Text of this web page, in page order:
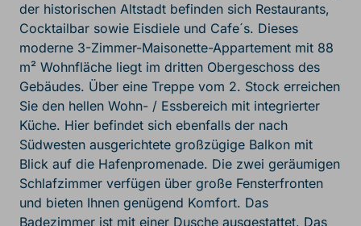
der historischen Altstadt befinden sich Restaurants,
Cocktailbar sowie Eisdiele und Cafe´s. Dieses
moderne 3-Zimmer-Maisonette-Appartement mit 88
m² Wohnfläche liegt im dritten Obergeschoss des
Gebäudes. Über eine Treppe vom 2. Stock erreichen
Sie den hellen Wohn- / Essbereich mit integrierter
Küche. Hier befindet sich ebenfalls der nach
Südwesten ausgerichtete großzügige Balkon mit
Blick auf die Hafenpromenade. Die zwei geräumigen
Schlafzimmer verfügen über große Fensterfronten
und bieten Ihnen genügend Komfort. Das
Badezimmer ist mit einer Dusche ausgestattet. Das